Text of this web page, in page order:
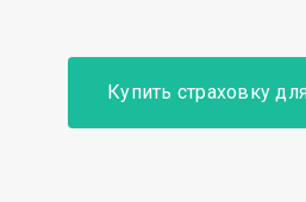
Купить страховку